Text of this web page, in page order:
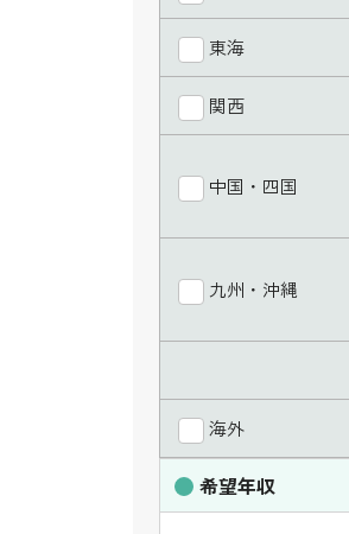
東海
関西
中国・四国
九州・沖縄
海外
希望年収